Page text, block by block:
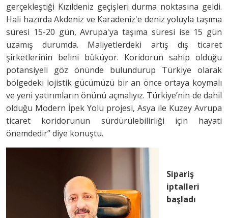
gerçekleştiği Kızıldeniz geçişleri durma noktasına geldi.
Hali hazırda Akdeniz ve Karadeniz'e deniz yoluyla taşıma
süresi 15-20 gün, Avrupa'ya taşıma süresi ise 15 gün
uzamış durumda. Maliyetlerdeki artış dış ticaret
şirketlerinin belini büküyor. Koridorun sahip olduğu
potansiyeli göz önünde bulundurup Türkiye olarak
bölgedeki lojistik gücümüzü bir an önce ortaya koymalı
ve yeni yatırımların önünü açmalıyız. Türkiye’nin de dahil
olduğu Modern İpek Yolu projesi, Asya ile Kuzey Avrupa
ticaret koridorunun sürdürülebilirliği için hayati
önemdedir” diye konuştu.
Sipariş
iptalleri
başladı